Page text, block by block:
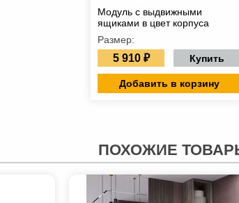
Модуль с выдвижными
ящиками в цвет корпуса
Размер:
5 910 ₽ Купить
Добавить в корзину
ПОХОЖИЕ